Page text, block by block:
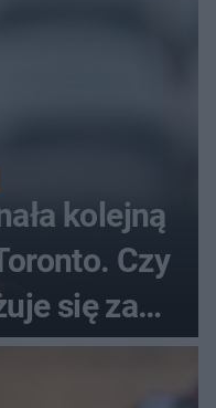
kolejną
Czy
się za